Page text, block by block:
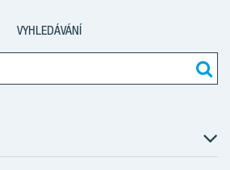
VYHLEDÁVÁNÍ